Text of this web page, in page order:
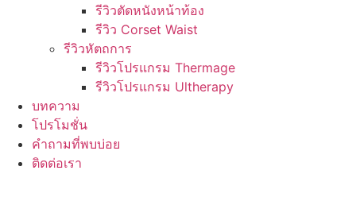
รีวิวตัดหนังหน้าท้อง
รีวิว Corset Waist
รีวิวหัตถการ
รีวิวโปรแกรม Thermage
รีวิวโปรแกรม Ultherapy
บทความ
โปรโมชั่น
คำถามที่พบบ่อย
ติดต่อเรา